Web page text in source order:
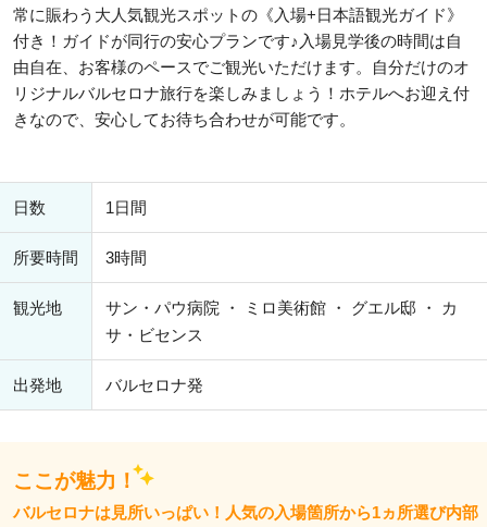
常に賑わう大人気観光スポットの《入場+日本語観光ガイド》
付き！ガイドが同行の安心プランです♪入場見学後の時間は自
由自在、お客様のペースでご観光いただけます。自分だけのオ
リジナルバルセロナ旅行を楽しみましょう！ホテルへお迎え付
きなので、安心してお待ち合わせが可能です。
日数 1日間
所要時間 3時間
観光地
サン・パウ病院 ・ ミロ美術館 ・ グエル邸 ・ カ
サ・ビセンス
出発地 バルセロナ発
ここが魅力！
バルセロナは見所いっぱい！人気の入場箇所から1ヵ所選び内部